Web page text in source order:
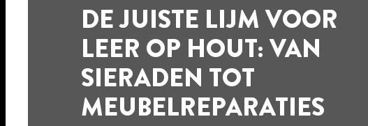
DE JUISTE LIJM VOOR
LEER OP HOUT: VAN
SIERADEN TOT
MEUBELREPARATIES